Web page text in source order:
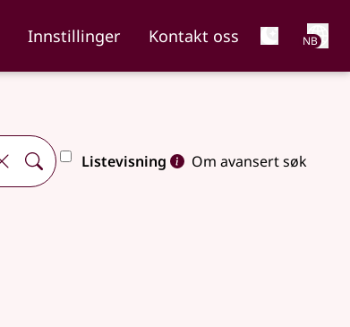
Innstillinger Kontakt oss NB
Listevisning Om avansert søk